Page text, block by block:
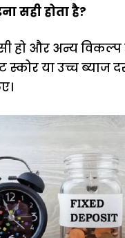
सही होता है?
हो और अन्य विकल्प
स्कोर या उच्च ब्याज